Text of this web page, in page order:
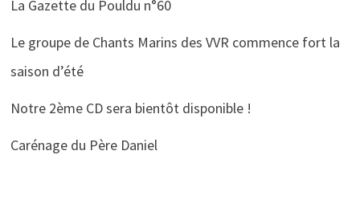
La Gazette du Pouldu n°60
Le groupe de Chants Marins des VVR commence fort la
saison d’été
Notre 2ème CD sera bientôt disponible !
Carénage du Père Daniel